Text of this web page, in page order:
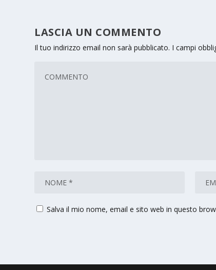
LASCIA UN COMMENTO
Il tuo indirizzo email non sarà pubblicato. I campi
Salva il mio nome, email e sito web in questo